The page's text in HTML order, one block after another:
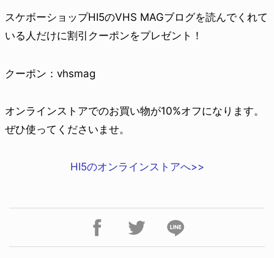
スケボーショップHI5のVHS MAGブログを読んでくれて
いる人だけに割引クーポンをプレゼント！
クーポン：vhsmag
オンラインストアでのお買い物が10%オフになります。
ぜひ使ってくださいませ。
HI5のオンラインストアへ>>